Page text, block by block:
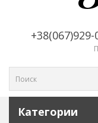
+38(067)929-
Категории